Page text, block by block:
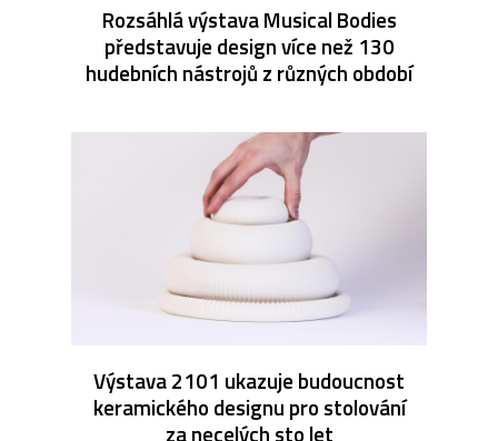
Rozsáhlá výstava Musical Bodies
představuje design více než 130
hudebních nástrojů z různých období
Výstava 2101 ukazuje budoucnost
keramického designu pro stolování
za necelých sto let